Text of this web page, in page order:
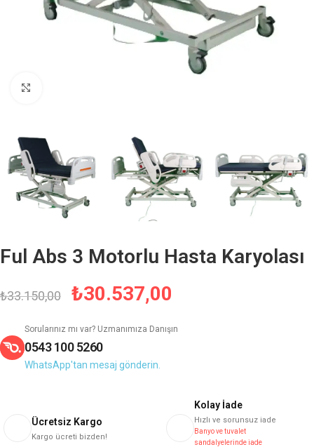
Ful Abs 3 Motorlu Hasta Karyolası
₺33.150,00 ₺30.537,00
Sorularınız mı var? Uzmanımıza Danışın
0543 100 5260
WhatsApp'tan mesaj gönderin.
Ücretsiz Kargo
Kargo ücreti bizden!
Kolay İade
Hızlı ve sorunsuz iade
Banyo ve tuvalet
sandalyelerinde iade